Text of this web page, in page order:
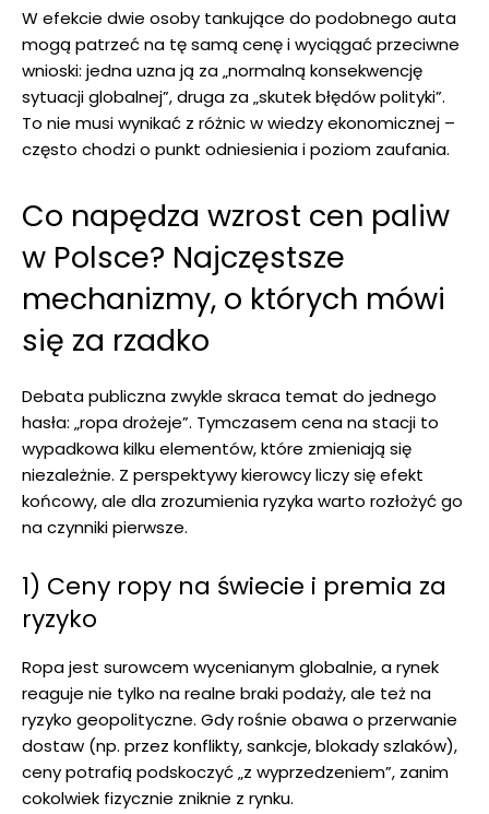
W efekcie dwie osoby tankujące do podobnego auta
mogą patrzeć na tę samą cenę i wyciągać przeciwne
wnioski: jedna uzna ją za „normalną konsekwencję
sytuacji globalnej”, druga za „skutek błędów polityki”.
To nie musi wynikać z różnic w wiedzy ekonomicznej –
często chodzi o punkt odniesienia i poziom zaufania.
Co napędza wzrost cen paliw
w Polsce? Najczęstsze
mechanizmy, o których mówi
się za rzadko
Debata publiczna zwykle skraca temat do jednego
hasła: „ropa drożeje”. Tymczasem cena na stacji to
wypadkowa kilku elementów, które zmieniają się
niezależnie. Z perspektywy kierowcy liczy się efekt
końcowy, ale dla zrozumienia ryzyka warto rozłożyć go
na czynniki pierwsze.
1) Ceny ropy na świecie i premia za
ryzyko
Ropa jest surowcem wycenianym globalnie, a rynek
reaguje nie tylko na realne braki podaży, ale też na
ryzyko geopolityczne. Gdy rośnie obawa o przerwanie
dostaw (np. przez konflikty, sankcje, blokady szlaków),
ceny potrafią podskoczyć „z wyprzedzeniem”, zanim
cokolwiek fizycznie zniknie z rynku.